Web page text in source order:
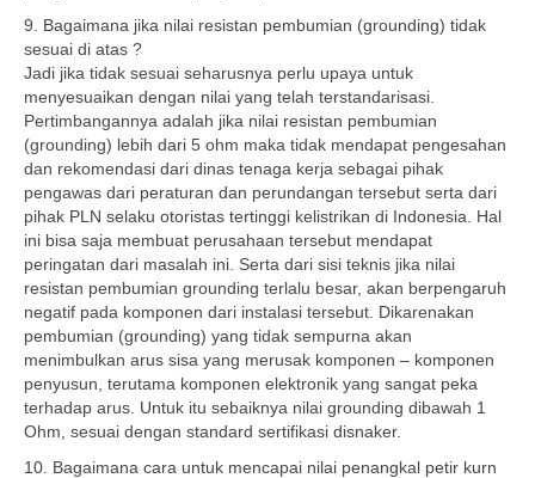
9. Bagaimana jika nilai resistan pembumian (grounding) tidak
sesuai di atas ?
Jadi jika tidak sesuai seharusnya perlu upaya untuk
menyesuaikan dengan nilai yang telah terstandarisasi.
Pertimbangannya adalah jika nilai resistan pembumian
(grounding) lebih dari 5 ohm maka tidak mendapat pengesahan
dan rekomendasi dari dinas tenaga kerja sebagai pihak
pengawas dari peraturan dan perundangan tersebut serta dari
pihak PLN selaku otoristas tertinggi kelistrikan di Indonesia. Hal
ini bisa saja membuat perusahaan tersebut mendapat
peringatan dari masalah ini. Serta dari sisi teknis jika nilai
resistan pembumian grounding terlalu besar, akan berpengaruh
negatif pada komponen dari instalasi tersebut. Dikarenakan
pembumian (grounding) yang tidak sempurna akan
menimbulkan arus sisa yang merusak komponen – komponen
penyusun, terutama komponen elektronik yang sangat peka
terhadap arus. Untuk itu sebaiknya nilai grounding dibawah 1
Ohm, sesuai dengan standard sertifikasi disnaker.
10. Bagaimana cara untuk mencapai nilai penangkal petir kurn